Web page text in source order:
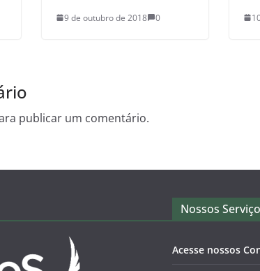
9 de outubro de 2018 0
publicar um comentário.
Nossos
Acesse nossos